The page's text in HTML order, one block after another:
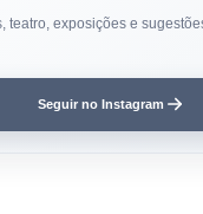
teatro, exposições e
Seguir no Instagram